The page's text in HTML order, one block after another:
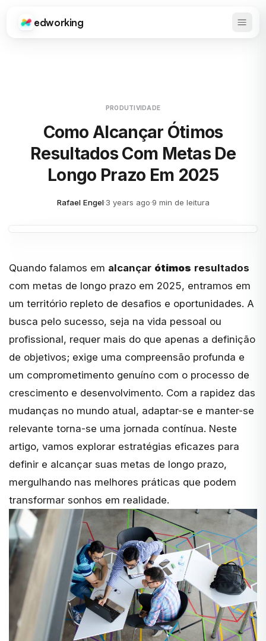
Edworking
edworking Abrir
PRODUTIVIDADE
Como Alcançar Ótimos
Resultados Com Metas De
Longo Prazo Em 2025
Rafael Engel·3 years ago·9 min de leitura
Quando falamos em alcançar ótimos resultados
com metas de longo prazo em 2025, entramos em
um território repleto de desafios e oportunidades. A
busca pelo sucesso, seja na vida pessoal ou
profissional, requer mais do que apenas a definição
de objetivos; exige uma compreensão profunda e
um comprometimento genuíno com o processo de
crescimento e desenvolvimento. Com a rapidez das
mudanças no mundo atual, adaptar-se e manter-se
relevante torna-se uma jornada contínua. Neste
artigo, vamos explorar estratégias eficazes para
definir e alcançar suas metas de longo prazo,
mergulhando nas melhores práticas que podem
transformar sonhos em realidade.